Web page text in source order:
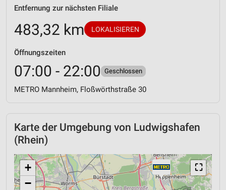
Entfernung zur nächsten Filiale
483,32 km LOKALISIEREN
Öffnungszeiten
07:00 - 22:00 Geschlossen
METRO Mannheim, Floßwörthstraße 30
Karte der Umgebung von Ludwigshafen
(Rhein)
⛶
+
−